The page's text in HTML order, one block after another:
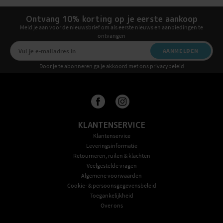
Ontvang 10% korting op je eerste aankoop
Meld je aan voor de nieuwsbrief om als eerste nieuws en aanbiedingen te
ontvangen
AANMELDEN
Door je te abonneren ga je akkoord met ons privacybeleid
KLANTENSERVICE
Klantenservice
Leveringsinformatie
Retourneren, ruilen & klachten
Veelgestelde vragen
Algemene voorwaarden
Cookie- & persoonsgegevensbeleid
Toegankelijkheid
Over ons